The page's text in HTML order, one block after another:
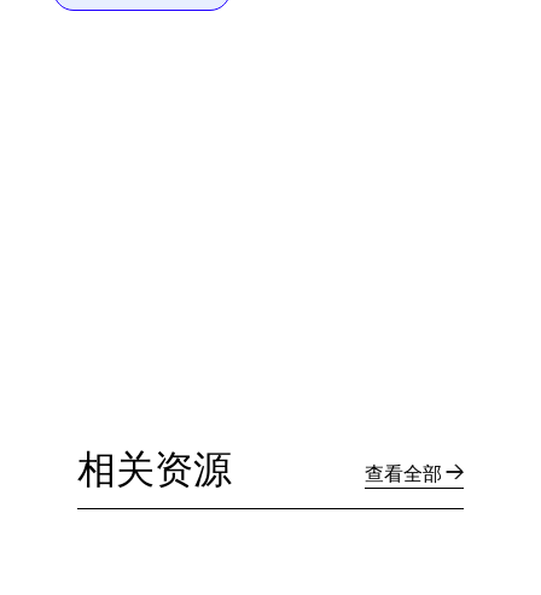
相关资源 查看全部